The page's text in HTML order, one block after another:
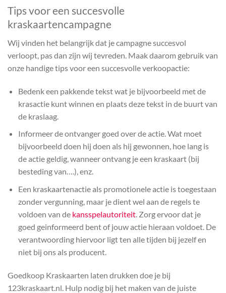
Tips voor een succesvolle
kraskaartencampagne
Wij vinden het belangrijk dat je campagne succesvol
verloopt, pas dan zijn wij tevreden. Maak daarom gebruik van
onze handige tips voor een succesvolle verkoopactie:
Bedenk een pakkende tekst wat je bijvoorbeeld met de
krasactie kunt winnen en plaats deze tekst in de buurt van
de kraslaag.
Informeer de ontvanger goed over de actie. Wat moet
bijvoorbeeld doen hij doen als hij gewonnen, hoe lang is
de actie geldig, wanneer ontvang je een kraskaart (bij
besteding van….), enz.
Een kraskaartenactie als promotionele actie is toegestaan
zonder vergunning, maar je dient wel aan de regels te
voldoen van de kansspelautoriteit. Zorg ervoor dat je
goed geinformeerd bent of jouw actie hieraan voldoet. De
verantwoording hiervoor ligt ten alle tijden bij jezelf en
niet bij ons als producent.
Goedkoop Kraskaarten laten drukken doe je bij
123kraskaart.nl. Hulp nodig bij het maken van de juiste